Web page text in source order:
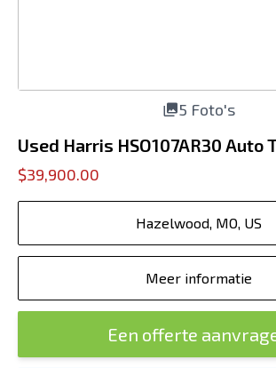
5 Foto's
Used Harris HSO107AR30 Auto
$39,900.00
Hazelwood, MO, US
Meer informatie
Een offerte